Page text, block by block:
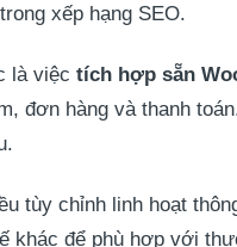
xếp hạng SEO.
là việc tích hợp sẵn
đơn hàng và thanh
tùy chỉnh linh hoạt
khác để phù hợp với